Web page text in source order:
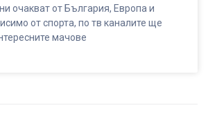
очакват от България, Европа и
от спорта, по тв каналите ще
мачове